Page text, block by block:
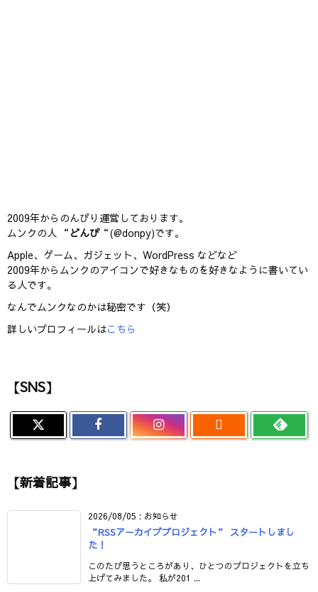
2009年からのんびり運営しております。
ムンクの人 “ どんぴ“(@donpy)です。
Apple、ゲーム、ガジェット、WordPress などなど
2009年からムンクのアイコンで好きなものを好きなように書いてい
る人です。
なんでムンクなのかは秘密です（笑）
詳しいプロフィールはこちら
【SNS】

【新着記事】
2026/08/05 : お知らせ
“RSSアーカイブプロジェクト” スタートしまし
た！
このたび思うところがあり、ひとつのプロジェクトを立ち
上げてみました。 私が201 ...